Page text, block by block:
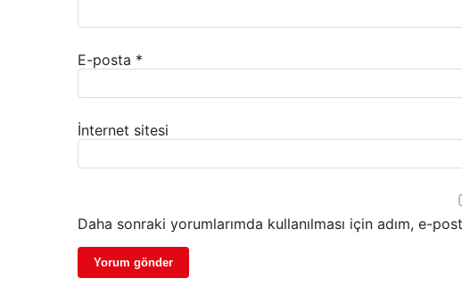
E-posta *
İnternet sitesi
Daha sonraki yorumlarımda kullanılması için adım, e-